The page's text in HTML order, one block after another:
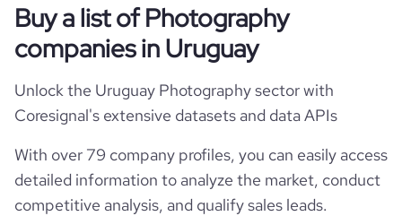
Buy a list of Photography
companies in Uruguay
Unlock the Uruguay Photography sector with
Coresignal's extensive datasets and data APIs
With over 79 company profiles, you can easily access
detailed information to analyze the market, conduct
competitive analysis, and qualify sales leads.